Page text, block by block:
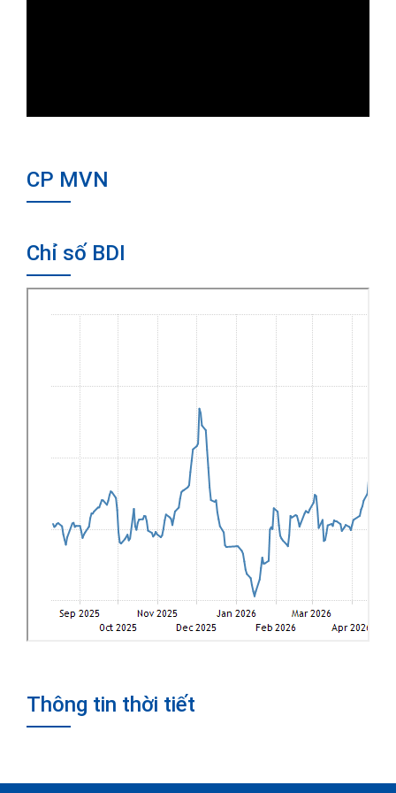
CP MVN
Chỉ số BDI
Thông tin thời tiết